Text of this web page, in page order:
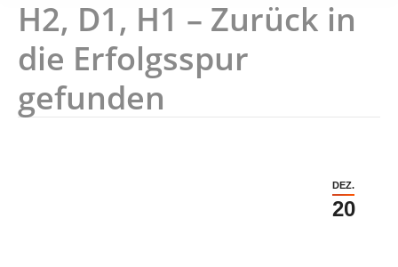
H2, D1, H1 – Zurück in
die Erfolgsspur
gefunden
DEZ.
20